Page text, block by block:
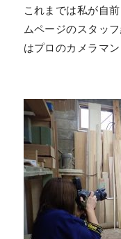
これまでは私が自
ムページのスタッ
はプロのカメラマ